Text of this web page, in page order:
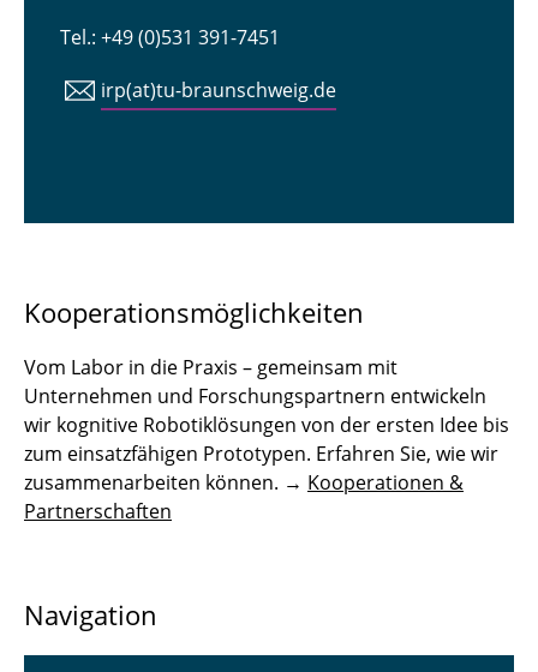
Tel.: +49 (0)531 391-7451
irp(at)tu-braunschweig.de
Kooperationsmöglichkeiten
Vom Labor in die Praxis – gemeinsam mit
Unternehmen und Forschungspartnern entwickeln
wir kognitive Robotiklösungen von der ersten Idee bis
zum einsatzfähigen Prototypen. Erfahren Sie, wie wir
zusammenarbeiten können. → Kooperationen &
Partnerschaften
Navigation